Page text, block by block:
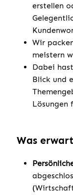
erstellen
Wir
meistern
Dabei
Blick und
Lösungen
Was